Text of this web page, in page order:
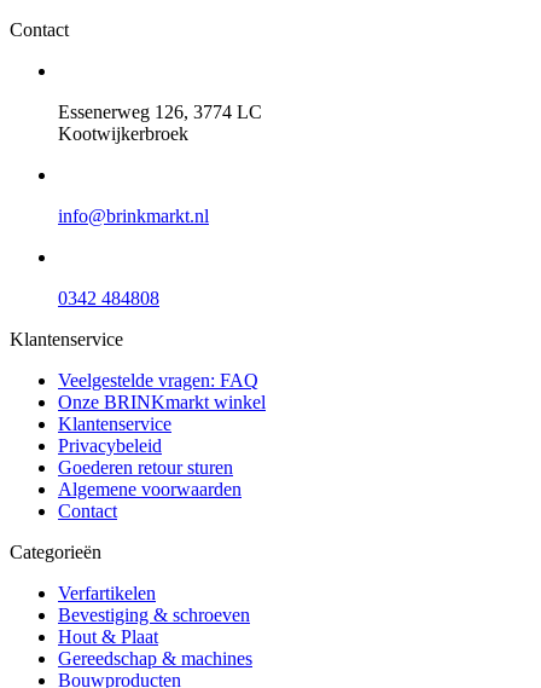
Contact
Essenerweg 126, 3774 LC
Kootwijkerbroek
info@brinkmarkt.nl
0342 484808
Klantenservice
Veelgestelde vragen: FAQ
Onze BRINKmarkt winkel
Klantenservice
Privacybeleid
Goederen retour sturen
Algemene voorwaarden
Contact
Categorieën
Verfartikelen
Bevestiging & schroeven
Hout & Plaat
Gereedschap & machines
Bouwproducten